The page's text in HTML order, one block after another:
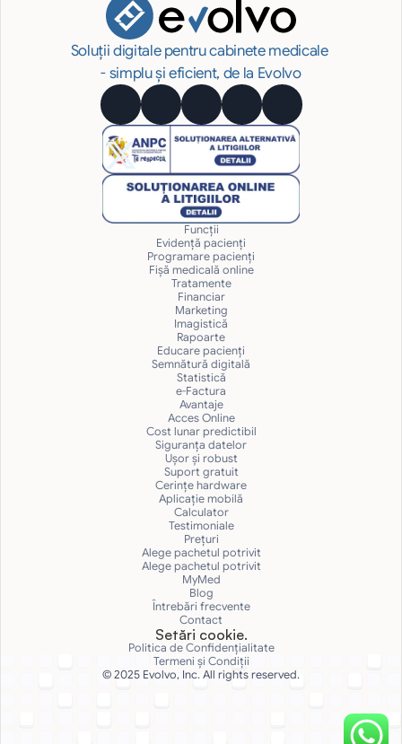
Soluții digitale pentru cabinete medicale
- simplu și eficient, de la Evolvo
Funcții
Evidență pacienți
Programare pacienți
Fișă medicală online
Tratamente
Financiar
Marketing
Imagistică
Rapoarte
Educare pacienți
Semnătură digitală
Statistică
e-Factura
Avantaje
Acces Online
Cost lunar predictibil
Siguranţa datelor
Uşor și robust
Suport gratuit
Cerințe hardware
Aplicație mobilă
Calculator
Testimoniale
Prețuri
Alege pachetul potrivit
Alege pachetul potrivit
MyMed
Blog
Întrebări frecvente
Contact
© 2025 Evolvo, Inc. All rights reserved.
Setări cookie.
Politica de Confidențialitate
Termeni și Condiții